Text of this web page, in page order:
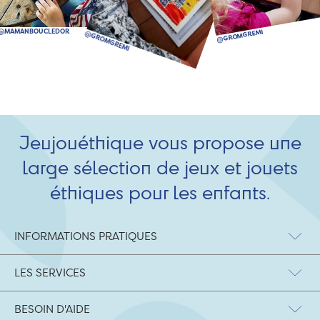
Jeujouéthique vous propose une
large sélection de jeux et jouets
éthiques pour les enfants.
INFORMATIONS PRATIQUES
LES SERVICES
BESOIN D'AIDE